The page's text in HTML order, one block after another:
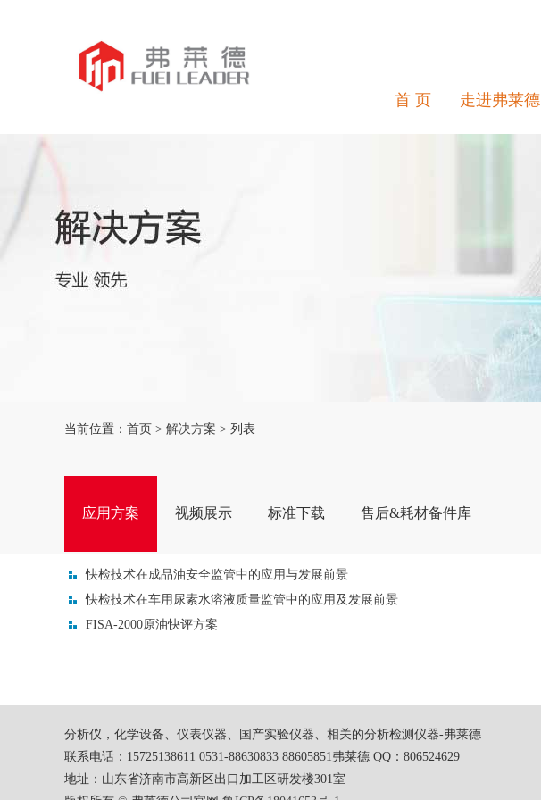
首 页 走进弗莱德
当前位置： 首页 > 解决方案 > 列表
应用方案 视频展示 标准下载 售后&耗材备件库
快检技术在成品油安全监管中的应用与发展前景
快检技术在车用尿素水溶液质量监管中的应用及发展前景
FISA-2000原油快评方案
分析仪，化学设备、仪表仪器、国产实验仪器、相关的分析检测仪器-弗莱德
联系电话：15725138611 0531-88630833 88605851弗莱德 QQ：806524629
地址：山东省济南市高新区出口加工区研发楼301室